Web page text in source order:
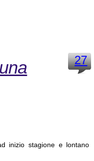
27
inizio stagione e lontano